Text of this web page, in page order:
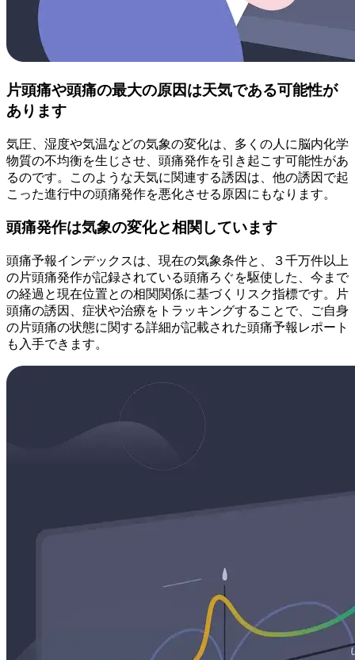
片頭痛や頭痛の最大の原因は天気である可能性が
あります
気圧、湿度や気温などの気象の変化は、多くの人に脳内化学
物質の不均衡を生じさせ、頭痛発作を引き起こす可能性があ
るのです。このような天気に関連する誘因は、他の誘因で起
こった進行中の頭痛発作を悪化させる原因にもなります。
頭痛発作は気象の変化と相関しています
頭痛予報インデックスは、現在の気象条件と、３千万件以上
の片頭痛発作が記録されている頭痛ろぐを駆使した、今まで
の経過と現在位置との相関関係に基づくリスク指標です。片
頭痛の誘因、症状や治療をトラッキングすることで、ご自身
の片頭痛の状態に関する詳細が記載された頭痛予報レポート
も入手できます。